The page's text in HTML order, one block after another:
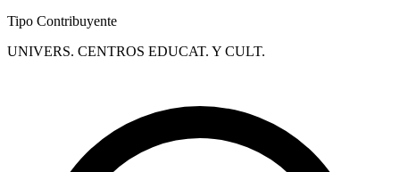
Tipo Contribuyente
UNIVERS. CENTROS EDUCAT. Y CULT.